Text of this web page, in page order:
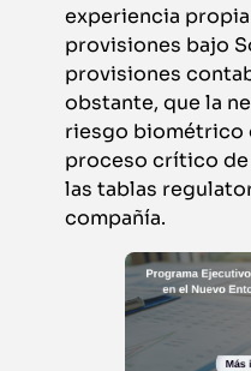
experiencia
provisiones bajo
provisiones
obstante, que la
riesgo biométrico
proceso crítico de
las tablas
compañía.